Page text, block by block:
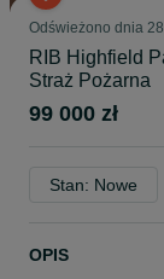
Odświeżono dnia
RIB Highfield
Straż Pożarna
99 000 zł
Stan: Nowe
OPIS